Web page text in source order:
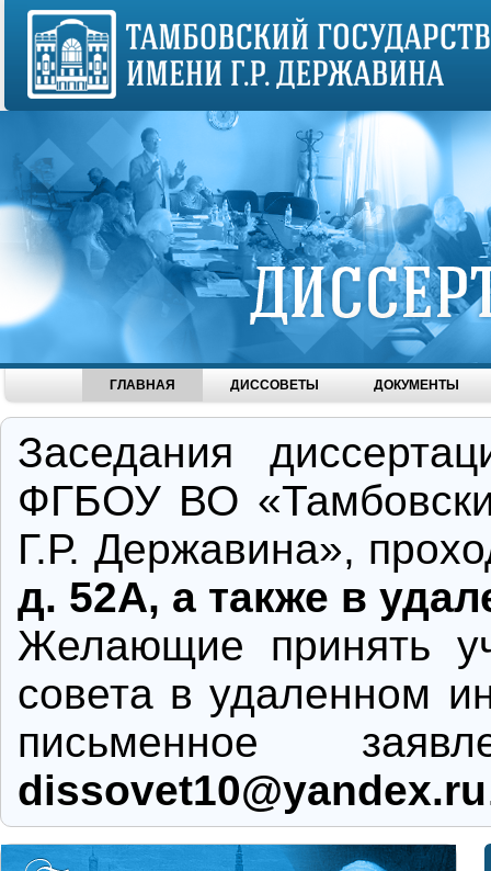
ГЛАВНАЯ ДИССОВЕТЫ ДОКУМЕНТЫ
Заседания
ФГБОУ ВО
Г.Р. Державина»,
д. 52А, а также в
Желающие принять
совета в удаленном
письменное
dissovet10@yandex.ru